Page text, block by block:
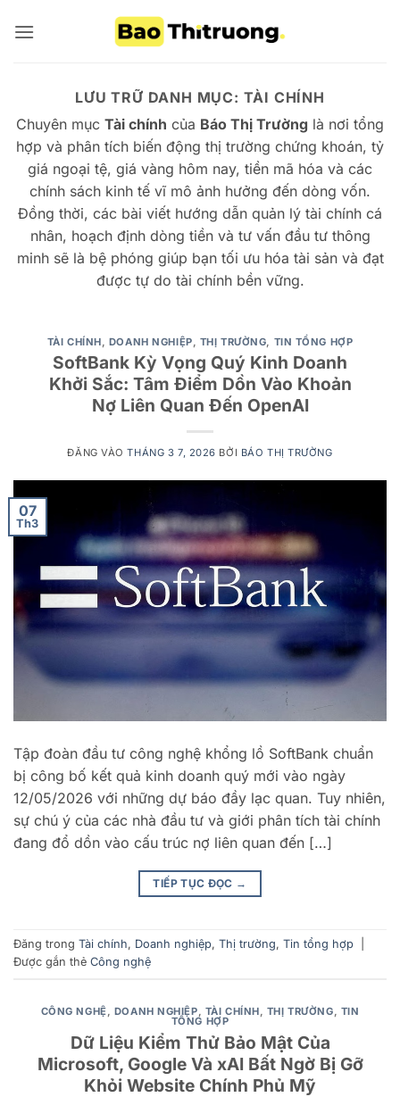
qua
LƯU TRỮ DANH MỤC: TÀI CHÍNH
Chuyên mục Tài chính của Báo Thị Trường là nơi tổng
hợp và phân tích biến động thị trường chứng khoán, tỷ
giá ngoại tệ, giá vàng hôm nay, tiền mã hóa và các
chính sách kinh tế vĩ mô ảnh hưởng đến dòng vốn.
Đồng thời, các bài viết hướng dẫn quản lý tài chính cá
nhân, hoạch định dòng tiền và tư vấn đầu tư thông
minh sẽ là bệ phóng giúp bạn tối ưu hóa tài sản và đạt
được tự do tài chính bền vững.
TÀI CHÍNH DOANH NGHIỆP THỊ TRƯỜNG TIN TỔNG HỢP
SoftBank Kỳ Vọng Quý Kinh Doanh
Khởi Sắc: Tâm Điểm Dồn Vào Khoản
Nợ Liên Quan Đến OpenAI
ĐĂNG VÀOTHÁNG 3 7, 2026 BỞI BÁO THỊ TRƯỜNG
07
Th3
Tập đoàn đầu tư công nghệ khổng lồ SoftBank chuẩn
bị công bố kết quả kinh doanh quý mới vào ngày
12/05/2026 với những dự báo đầy lạc quan. Tuy nhiên,
sự chú ý của các nhà đầu tư và giới phân tích tài chính
đang đổ dồn vào cấu trúc nợ liên quan đến […]
TIẾP TỤC ĐỌC →
Đăng trong Tài chính, Doanh nghiệp, Thị trường, Tin tổng hợp
Được gắn thẻ Công nghệ
CÔNG NGHỆ, DOANH NGHIỆP, TÀI CHÍNH, THỊ TRƯỜNG, TIN
TỔNG HỢP
Dữ Liệu Kiểm Thử Bảo Mật Của
Microsoft, Google Và xAI Bất Ngờ Bị Gỡ
Khỏi Website Chính Phủ Mỹ